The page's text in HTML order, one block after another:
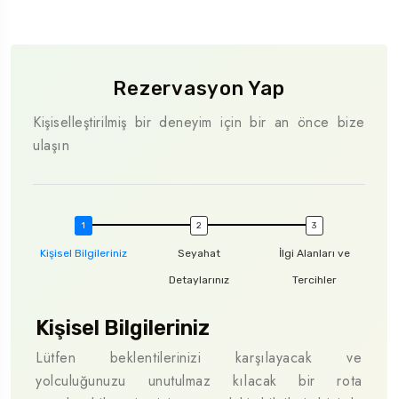
Rezervasyon Yap
Kişiselleştirilmiş bir deneyim için bir an önce bize
ulaşın
Kişisel Bilgileriniz Seyahat
Detaylarınız
İlgi Alanları ve
Tercihler
Kişisel Bilgileriniz
Lütfen beklentilerinizi karşılayacak ve
yolculuğunuzu unutulmaz kılacak bir rota